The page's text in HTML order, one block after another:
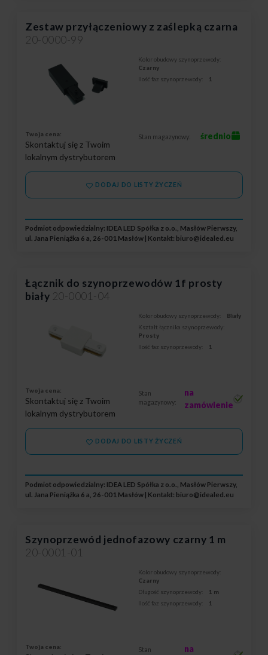
Zestaw przyłączeniowy z zaślepką czarna
20-0000-99
Kolor obudowy szynoprzewody:
Czarny
Ilość faz szynoprzewody:
1
Twoja cena:
Skontaktuj się z Twoim
lokalnym dystrybutorem
Stan magazynowy: średnio
DODAJ DO LISTY ŻYCZEŃ
Podmiot odpowiedzialny: IDEA LED Spółka z o.o., Masłów Pierwszy,
ul. Jana Pieniążka 6 a, 26-001 Masłów | Kontakt: biuro@idealed.eu
Łącznik do szynoprzewodów 1f prosty
biały 20-0001-04
Kolor obudowy szynoprzewody:
Biały
Kształt łącznika szynoprzewody:
Prosty
Ilość faz szynoprzewody:
1
Twoja cena:
Skontaktuj się z Twoim
lokalnym dystrybutorem
Stan
magazynowy:
na
zamówienie
DODAJ DO LISTY ŻYCZEŃ
Podmiot odpowiedzialny: IDEA LED Spółka z o.o., Masłów Pierwszy,
ul. Jana Pieniążka 6 a, 26-001 Masłów | Kontakt: biuro@idealed.eu
Szynoprzewód jednofazowy czarny 1 m
20-0001-01
Kolor obudowy szynoprzewody:
Czarny
Długość szynoprzewody:
1 m
Ilość faz szynoprzewody:
1
Twoja cena:
Stan
na